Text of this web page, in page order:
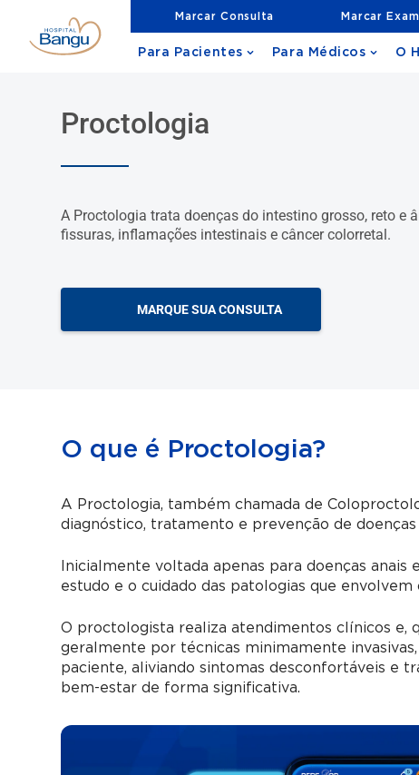
Marcar Consulta Marcar
Para Pacientes Para Médicos O
Proctologia
A Proctologia trata doenças do intestino grosso, reto e
fissuras, inflamações intestinais e câncer colorretal.
MARQUE SUA CONSULTA
O que é Proctologia?
A Proctologia, também chamada de
diagnóstico, tratamento e prevenção de
Inicialmente voltada apenas para doenças
estudo e o cuidado das patologias que
O proctologista realiza atendimentos clínicos e,
geralmente por técnicas minimamente
paciente, aliviando sintomas desconfortáveis e
bem-estar de forma significativa.